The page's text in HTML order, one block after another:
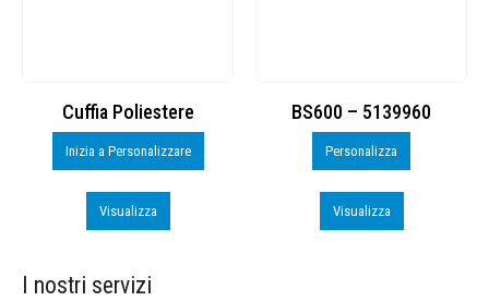
Cuffia Poliestere
Inizia a Personalizzare
Visualizza
BS600 – 5139960
Personalizza
Visualizza
I nostri servizi